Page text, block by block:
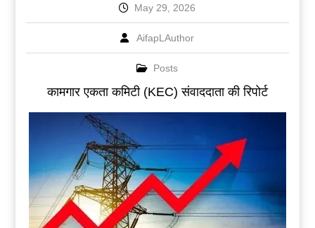
May 29, 2026
AifapLAuthor
Posts
कामगार एकता कमिटी (KEC) संवाददाता की रिपोर्ट